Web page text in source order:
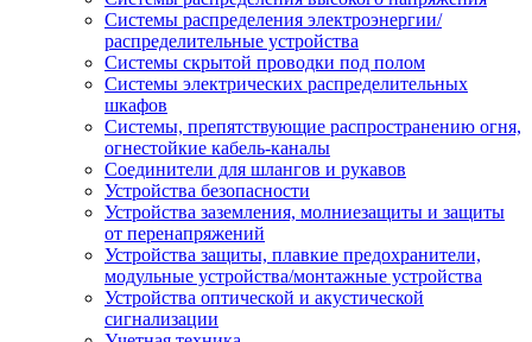
Системы распределения электроэнергии/
распределительные устройства
Системы скрытой проводки под полом
Системы электрических распределительных
шкафов
Системы, препятствующие распространению огня,
огнестойкие кабель-каналы
Соединители для шлангов и рукавов
Устройства безопасности
Устройства заземления, молниезащиты и защиты
от перенапряжений
Устройства защиты, плавкие предохранители,
модульные устройства/монтажные устройства
Устройства оптической и акустической
сигнализации